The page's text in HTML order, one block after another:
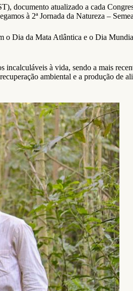
documento atualizado a cada
à 2ª Jornada da Natureza –
o Dia da Mata Atlântica e o Dia
à vida, sendo a mais
ambiental e a produção de